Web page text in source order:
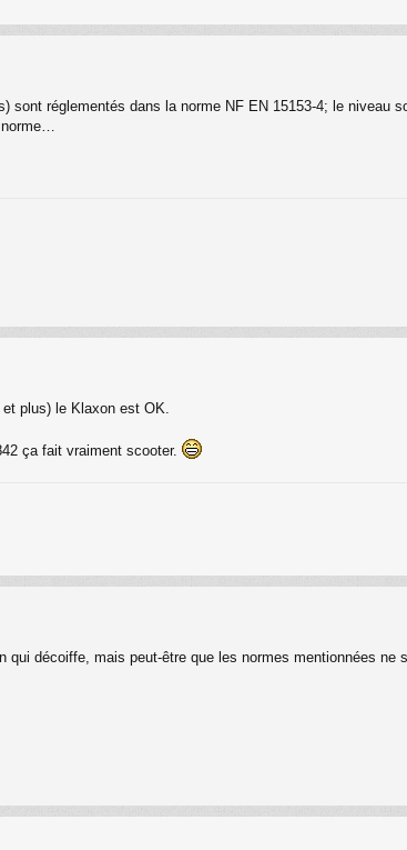
sont réglementés dans la norme NF EN 15153-4; le
norme…
plus) le Klaxon est OK.
ça fait vraiment scooter.
qui décoiffe, mais peut-être que les normes mentionnées ne